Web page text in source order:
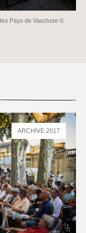
Pays de Vaucluse ©
ARCHIVE 2017